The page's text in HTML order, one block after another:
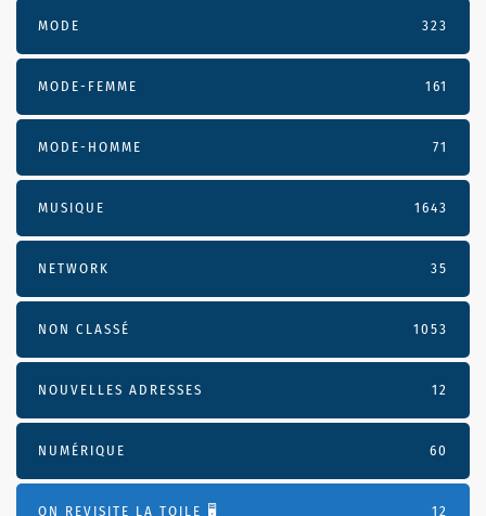
MODE 323
MODE-FEMME 161
MODE-HOMME 71
MUSIQUE 1643
NETWORK 35
NON CLASSÉ 1053
NOUVELLES ADRESSES 12
NUMÉRIQUE 60
ON REVISITE LA TOILE 🖥️ 12